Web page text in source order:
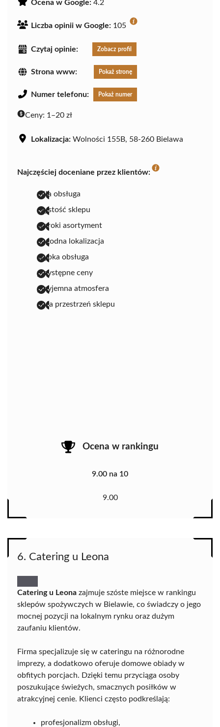
Ocena w Google: 4.2
Liczba opinii w Google: 105
Czytaj opinie: Zobacz profil
Strona www: Pokaż stronę
Numer telefonu: Pokaż numer
Ceny: 1–20 zł
Lokalizacja: Wolności 155B, 58-260 Bielawa
Najczęściej doceniane przez klientów:
miła obsługa
czystość sklepu
szeroki asortyment
dogodna lokalizacja
szybka obsługa
przystępne ceny
przyjemna atmosfera
duża przestrzeń sklepu
Ocena w rankingu
9.00 na 10
9.00
6. Catering u Leona
Catering u Leona zajmuje szóste miejsce w rankingu
sklepów spożywczych w Bielawie, co świadczy o jego
mocnej pozycji na lokalnym rynku oraz dużym
zaufaniu klientów.
Firma specjalizuje się w cateringu na różnorodne
imprezy, a dodatkowo oferuje domowe obiady w
obfitych porcjach. Dzięki temu przyciąga osoby
poszukujące świeżych, smacznych posiłków w
atrakcyjnej cenie. Klienci często podkreślają:
profesjonalizm obsługi,